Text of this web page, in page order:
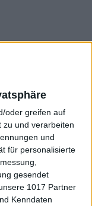
oder greifen auf
zu und verarbeiten
und
für personalisierte
gesendet
1017 Partner
Kenndaten